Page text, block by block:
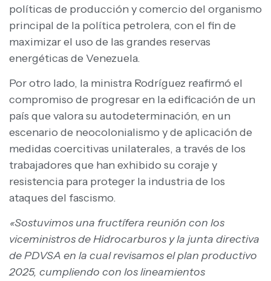
políticas de producción y comercio del organismo
principal de la política petrolera, con el fin de
maximizar el uso de las grandes reservas
energéticas de Venezuela.
Por otro lado, la ministra Rodríguez reafirmó el
compromiso de progresar en la edificación de un
país que valora su autodeterminación, en un
escenario de neocolonialismo y de aplicación de
medidas coercitivas unilaterales, a través de los
trabajadores que han exhibido su coraje y
resistencia para proteger la industria de los
ataques del fascismo.
«Sostuvimos una fructífera reunión con los
viceministros de Hidrocarburos y la junta directiva
de PDVSA en la cual revisamos el plan productivo
2025, cumpliendo con los lineamientos